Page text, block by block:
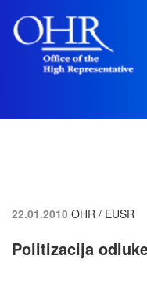
22.01.2010 OHR / EUSR
Politizacija